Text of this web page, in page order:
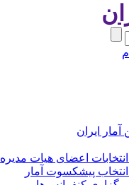
آمار ایران
انتخابات اعضای هیات مدیره
انتخاب پیشکسوت آمار